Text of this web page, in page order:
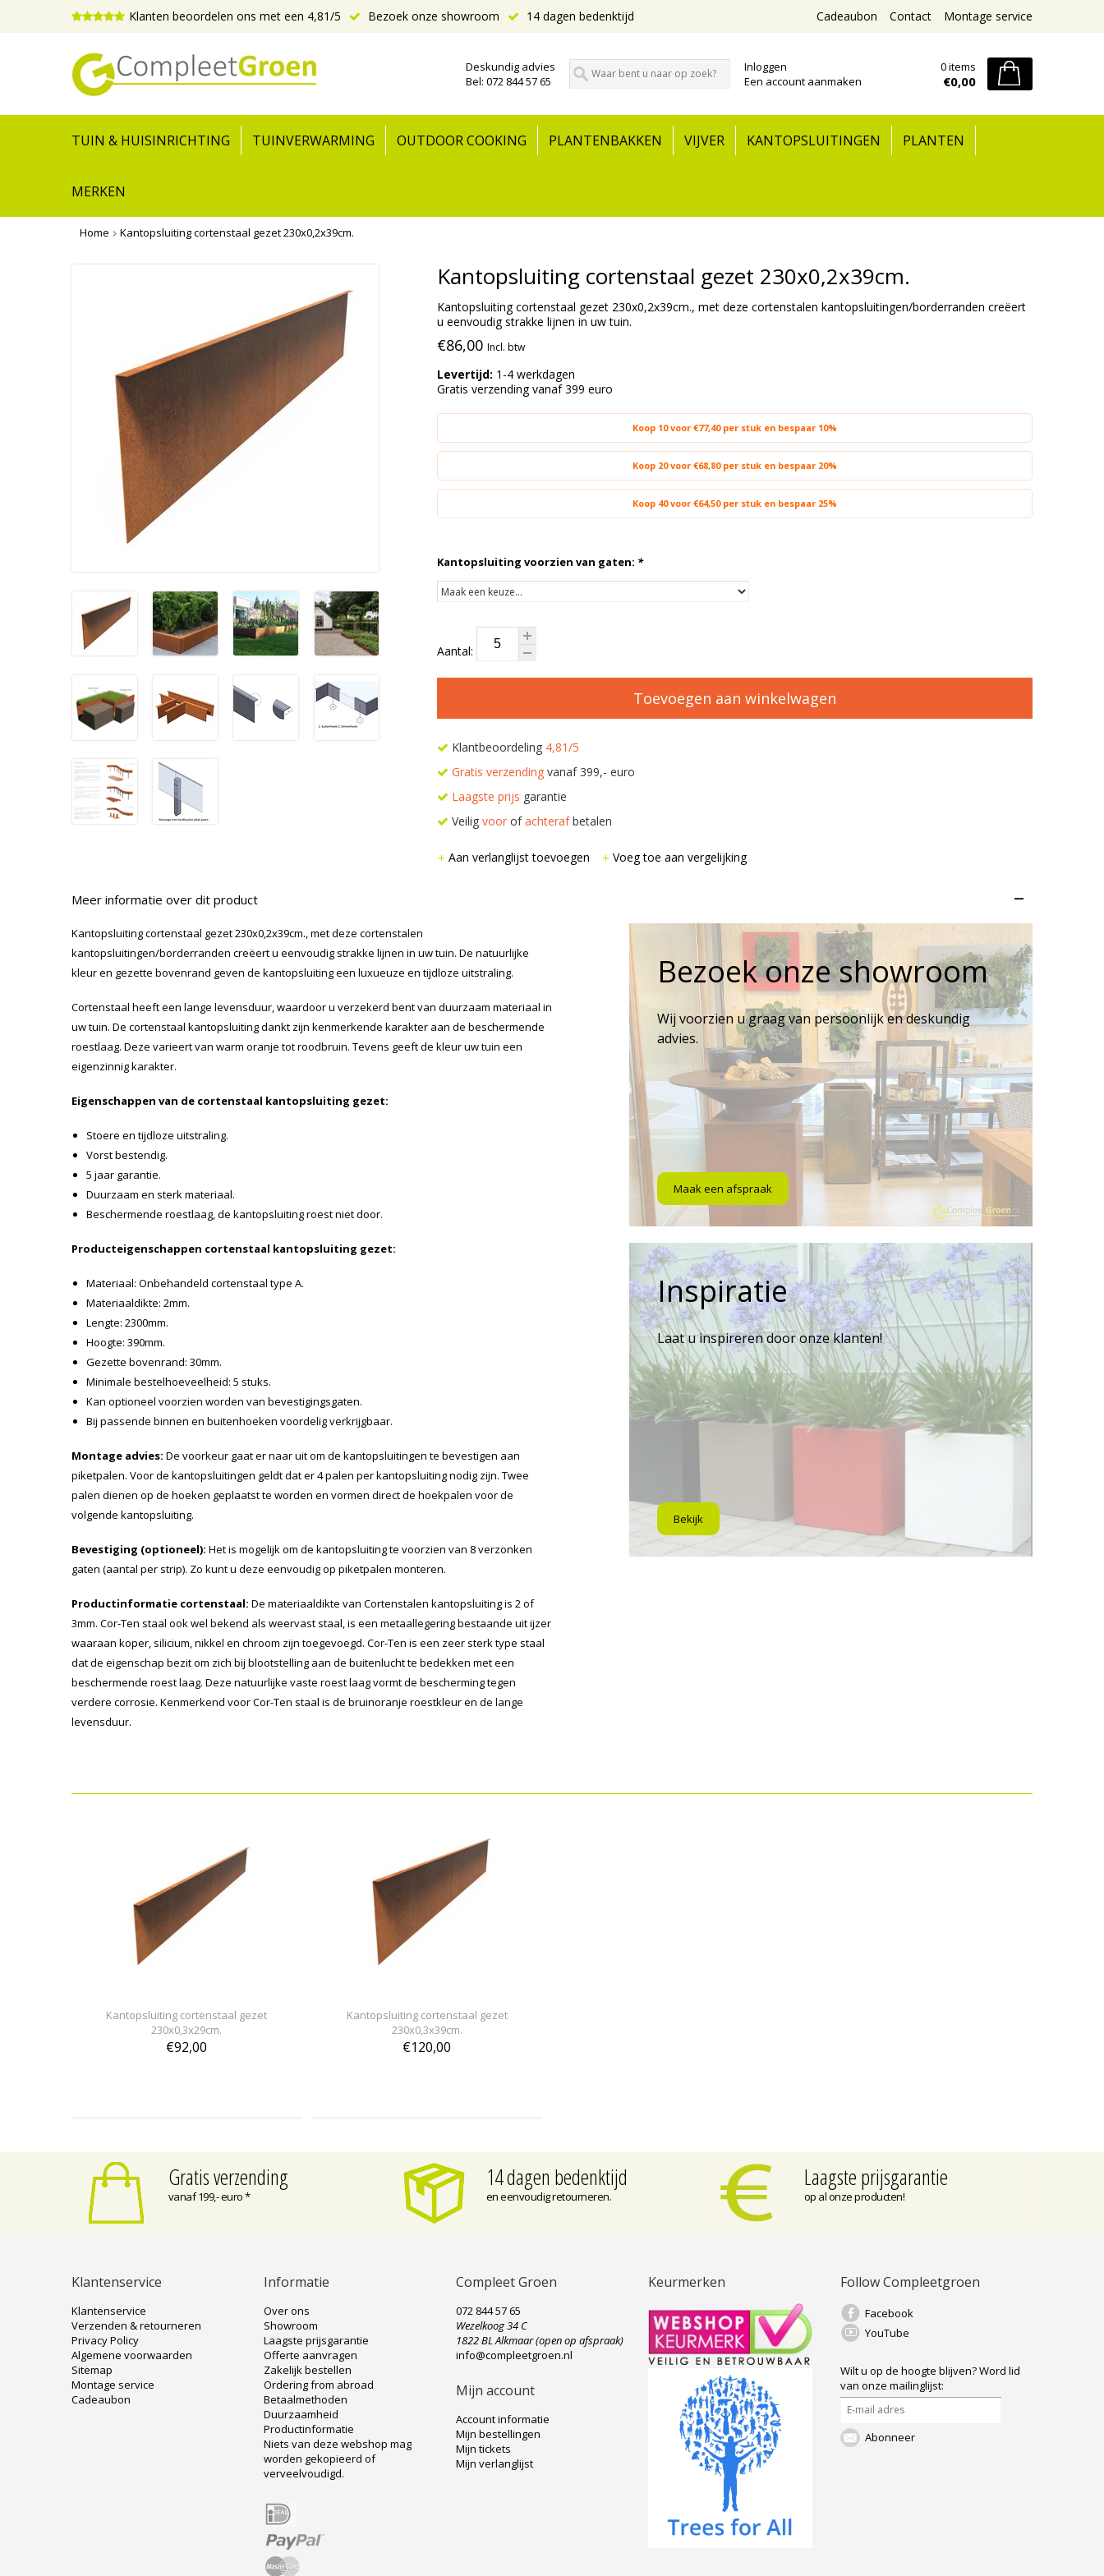
Klanten beoordelen ons met een 4,81/5 Bezoek onze showroom 14 dagen bedenktijd Montage service
Contact
Cadeaubon
Deskundig advies
Bel: 072 844 57 65
Inloggen
Een account aanmaken
0 items
€0,00
TUIN & HUISINRICHTING TUINVERWARMING OUTDOOR COOKING PLANTENBAKKEN VIJVER KANTOPSLUITINGEN PLANTEN
MERKEN
Home Kantopsluiting cortenstaal gezet 230x0,2x39cm.
Kantopsluiting cortenstaal gezet 230x0,2x39cm.
Kantopsluiting cortenstaal gezet 230x0,2x39cm., met deze cortenstalen kantopsluitingen/borderranden creëert
u eenvoudig strakke lijnen in uw tuin.
€86,00 Incl. btw
Levertijd: 1-4 werkdagen
Gratis verzending vanaf 399 euro
Koop 10 voor €77,40 per stuk en bespaar 10%
Koop 20 voor €68,80 per stuk en bespaar 20%
Koop 40 voor €64,50 per stuk en bespaar 25%
Kantopsluiting voorzien van gaten: *
Aantal:
Toevoegen aan winkelwagen
Klantbeoordeling 4,81/5
Gratis verzendingvanaf 399,- euro
Laagste prijs garantie
Veilig voorofachterafbetalen
Aan verlanglijst toevoegen Voeg toe aan vergelijking
Meer informatie over dit product –
Kantopsluiting cortenstaal gezet 230x0,2x39cm., met deze cortenstalen
kantopsluitingen/borderranden creëert u eenvoudig strakke lijnen in uw tuin. De natuurlijke
kleur en gezette bovenrand geven de kantopsluiting een luxueuze en tijdloze uitstraling.
Cortenstaal heeft een lange levensduur, waardoor u verzekerd bent van duurzaam materiaal in
uw tuin. De cortenstaal kantopsluiting dankt zijn kenmerkende karakter aan de beschermende
roestlaag. Deze varieert van warm oranje tot roodbruin. Tevens geeft de kleur uw tuin een
eigenzinnig karakter.
Eigenschappen van de cortenstaal kantopsluiting gezet:
Stoere en tijdloze uitstraling.
Vorst bestendig.
5 jaar garantie.
Duurzaam en sterk materiaal.
Beschermende roestlaag, de kantopsluiting roest niet door.
Producteigenschappen cortenstaal kantopsluiting gezet:
Materiaal: Onbehandeld cortenstaal type A.
Materiaaldikte: 2mm.
Lengte: 2300mm.
Hoogte: 390mm.
Gezette bovenrand: 30mm.
Minimale bestelhoeveelheid: 5 stuks.
Kan optioneel voorzien worden van bevestigingsgaten.
Bij passende binnen en buitenhoeken voordelig verkrijgbaar.
Montage advies: De voorkeur gaat er naar uit om de kantopsluitingen te bevestigen aan
piketpalen. Voor de kantopsluitingen geldt dat er 4 palen per kantopsluiting nodig zijn. Twee
palen dienen op de hoeken geplaatst te worden en vormen direct de hoekpalen voor de
volgende kantopsluiting.
Bevestiging (optioneel): Het is mogelijk om de kantopsluiting te voorzien van 8 verzonken
gaten (aantal per strip). Zo kunt u deze eenvoudig op piketpalen monteren.
Productinformatie cortenstaal: De materiaaldikte van Cortenstalen kantopsluiting is 2 of
3mm. Cor-Ten staal ook wel bekend als weervast staal, is een metaallegering bestaande uit ijzer
waaraan koper, silicium, nikkel en chroom zijn toegevoegd. Cor-Ten is een zeer sterk type staal
dat de eigenschap bezit om zich bij blootstelling aan de buitenlucht te bedekken met een
beschermende roest laag. Deze natuurlijke vaste roest laag vormt de bescherming tegen
verdere corrosie. Kenmerkend voor Cor-Ten staal is de bruinoranje roestkleur en de lange
levensduur.
Bezoek onze showroom
Wij voorzien u graag van persoonlijk en deskundig
advies.
Maak een afspraak
Inspiratie
Laat u inspireren door onze klanten!
Bekijk
Kantopsluiting cortenstaal gezet
230x0,3x29cm.
€92,00
Kantopsluiting cortenstaal gezet
230x0,3x39cm.
€120,00
Gratis verzending
vanaf 199,- euro *
14 dagen bedenktijd
en eenvoudig retourneren.
Laagste prijsgarantie
op al onze producten!
Klantenservice
Klantenservice
Verzenden & retourneren
Privacy Policy
Algemene voorwaarden
Sitemap
Montage service
Cadeaubon
Informatie
Over ons
Showroom
Laagste prijsgarantie
Offerte aanvragen
Zakelijk bestellen
Ordering from abroad
Betaalmethoden
Duurzaamheid
Productinformatie
Niets van deze webshop mag
worden gekopieerd of
verveelvoudigd.
Compleet Groen
072 844 57 65
Wezelkoog 34 C
1822 BL Alkmaar (open op afspraak)
info@compleetgroen.nl
Mijn account
Account informatie
Mijn bestellingen
Mijn tickets
Mijn verlanglijst
Keurmerken Follow Compleetgroen
Facebook
YouTube
Wilt u op de hoogte blijven?Word lid
van onze mailinglijst:
Abonneer